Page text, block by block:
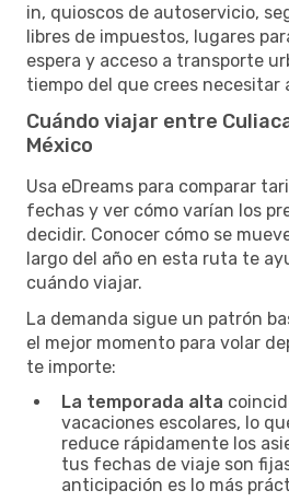
in, quioscos de autoservicio,
libres de impuestos, lugares
espera y acceso a transporte
tiempo del que crees necesitar
Cuándo viajar entre
México
Usa eDreams para comparar
fechas y ver cómo varían los
decidir. Conocer cómo se
largo del año en esta ruta te
cuándo viajar.
La demanda sigue un patrón
el mejor momento para volar
te importe:
La temporada alta
vacaciones escolares, lo
reduce rápidamente los
tus fechas de viaje son
anticipación es lo más